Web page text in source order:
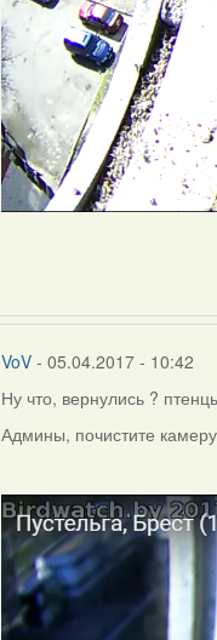
VoV - 05.04.2017 - 10:42
Ну что, вернулись ?
Админы, почистите